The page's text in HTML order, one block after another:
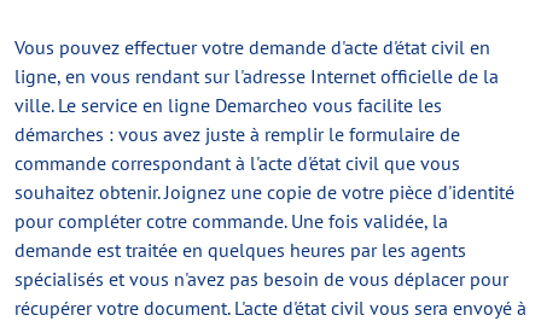
Vous pouvez effectuer votre demande d'acte d'état civil en
ligne, en vous rendant sur l'adresse Internet officielle de la
ville. Le service en ligne Demarcheo vous facilite les
démarches : vous avez juste à remplir le formulaire de
commande correspondant à l'acte d'état civil que vous
souhaitez obtenir. Joignez une copie de votre pièce d'identité
pour compléter cotre commande. Une fois validée, la
demande est traitée en quelques heures par les agents
spécialisés et vous n'avez pas besoin de vous déplacer pour
récupérer votre document. L'acte d'état civil vous sera envoyé à